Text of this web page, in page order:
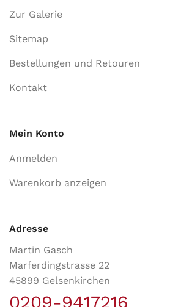
Zur Galerie
Sitemap
Bestellungen und Retouren
Kontakt
Mein Konto
Anmelden
Warenkorb anzeigen
Adresse
Martin Gasch
Marferdingstrasse 22
45899 Gelsenkirchen
0209-9417216